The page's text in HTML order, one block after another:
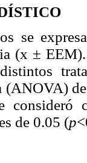
se
(x ±
(ANOVA)
consideró
de 0.05 (p